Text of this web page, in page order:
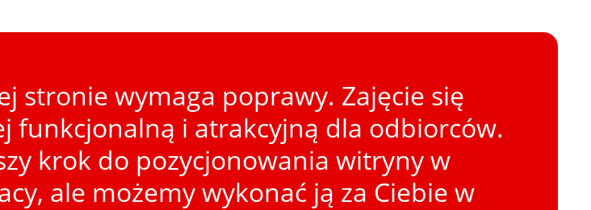
stronie wymaga poprawy. Zajęcie się
funkcjonalną i atrakcyjną dla odbiorców.
krok do pozycjonowania witryny w
ale możemy wykonać ją za Ciebie w